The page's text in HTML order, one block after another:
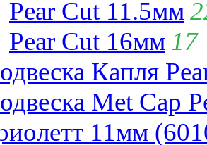
Pear Cut 11.5мм
Pear Cut 16мм 17
Капля
Met Cap
11мм